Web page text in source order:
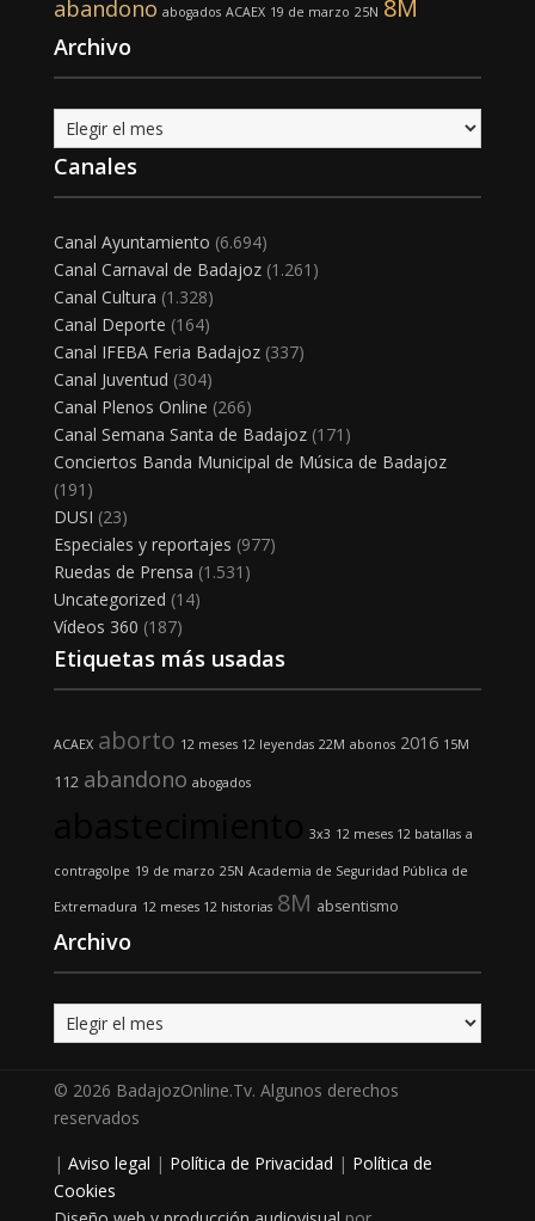
abandono abogados ACAEX 19 de marzo 25N 8M
Archivo
Archivo
Canales
Canal Ayuntamiento (6.694)
Canal Carnaval de Badajoz(1.261)
Canal Cultura (1.328)
Canal Deporte (164)
Canal IFEBA Feria Badajoz(337)
Canal Juventud (304)
Canal Plenos Online (266)
Canal Semana Santa de Badajoz(171)
Conciertos Banda Municipal de Música de Badajoz
(191)
DUSI (23)
Especiales y reportajes (977)
Ruedas de Prensa (1.531)
Uncategorized (14)
Vídeos 360 (187)
Etiquetas más usadas
ACAEX aborto 12 meses 12 leyendas 22M abonos 2016 15M
112 abandono abogados
3x3 12 meses 12 batallas a
contragolpe 19 de marzo 25N Academia de Seguridad Pública de
Extremadura 12 meses 12 historias 8M absentismo
Archivo
Archivo
© 2026 BadajozOnline.Tv. Algunos derechos
reservados
| Aviso legal | Política de Privacidad | Política de
Cookies